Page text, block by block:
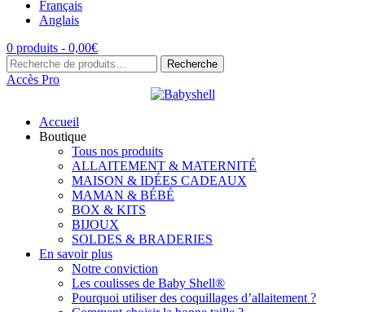
Français
Anglais
0 produits - 0,00€
Recherche
pour :
Recherche
Accès Pro
Accueil
Boutique
Tous nos produits
ALLAITEMENT & MATERNITÉ
MAISON & IDÉES CADEAUX
MAMAN & BÉBÉ
BOX & KITS
BIJOUX
SOLDES & BRADERIES
En savoir plus
Notre conviction
Les coulisses de Baby Shell®
Pourquoi utiliser des coquillages d’allaitement ?